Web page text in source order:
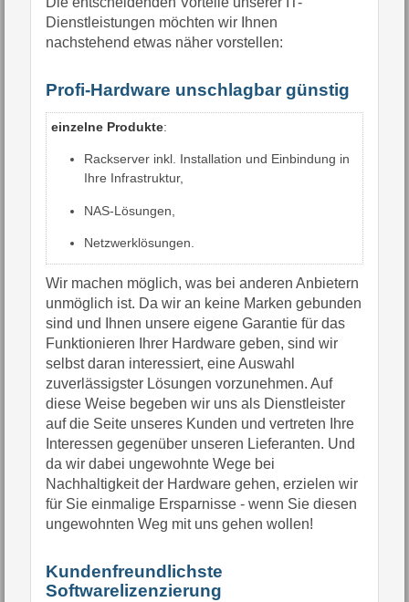
Dienstleistungen möchten wir Ihnen
nachstehend etwas näher vorstellen:
Profi-Hardware unschlagbar günstig
einzelne Produkte:
Rackserver inkl. Installation und Einbindung in
Ihre Infrastruktur,
NAS-Lösungen,
Netzwerklösungen.
Wir machen möglich, was bei anderen Anbietern
unmöglich ist. Da wir an keine Marken gebunden
sind und Ihnen unsere eigene Garantie für das
Funktionieren Ihrer Hardware geben, sind wir
selbst daran interessiert, eine Auswahl
zuverlässigster Lösungen vorzunehmen. Auf
diese Weise begeben wir uns als Dienstleister
auf die Seite unseres Kunden und vertreten Ihre
Interessen gegenüber unseren Lieferanten. Und
da wir dabei ungewohnte Wege bei
Nachhaltigkeit der Hardware gehen, erzielen wir
für Sie einmalige Ersparnisse - wenn Sie diesen
ungewohnten Weg mit uns gehen wollen!
Kundenfreundlichste
Softwarelizenzierung